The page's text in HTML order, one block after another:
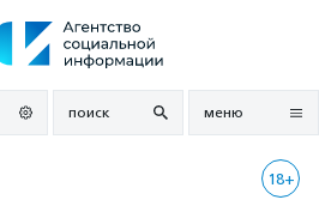
поиск меню
18+